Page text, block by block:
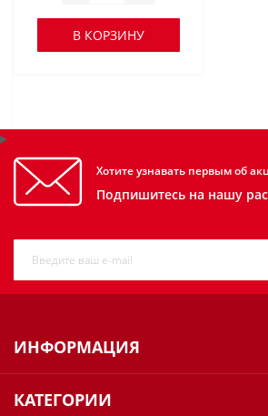
В КОРЗИНУ
Хотите узнавать первым об
Подпишитесь на нашу
ИНФОРМАЦИЯ
КАТЕГОРИИ